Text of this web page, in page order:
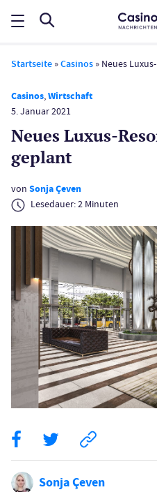
Startseite »Casinos » Neues
Casinos,Wirtschaft
5. Januar 2021
Neues Luxus-
geplant
von Sonja Çeven
Lesedauer:2 Minuten
Sonja Çeven